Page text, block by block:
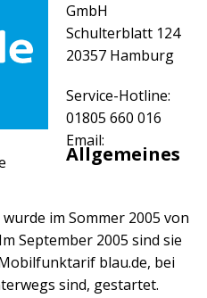
GmbH
Schulterblatt 124
20357 Hamburg
Service-Hotline:
01805 660 016
Email:
Allgemeines
im Sommer 2005 von
September 2005 sind sie
blau.de, bei
sind, gestartet.